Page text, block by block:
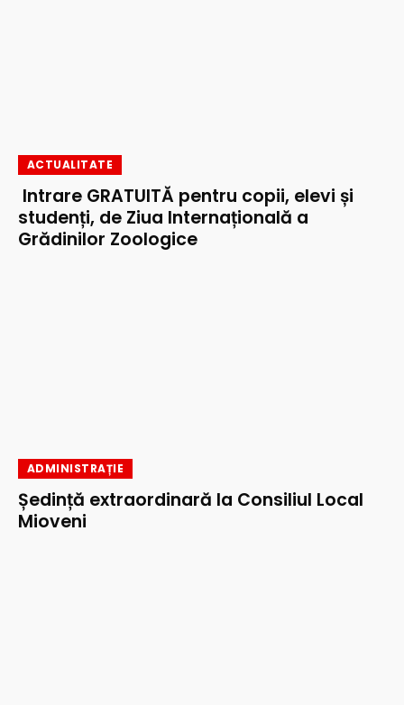
ACTUALITATE
Intrare GRATUITĂ pentru copii, elevi și
studenți, de Ziua Internațională a
Grădinilor Zoologice
ADMINISTRAȚIE
Ședință extraordinară la Consiliul Local
Mioveni